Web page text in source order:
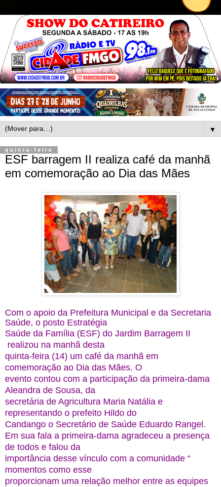
▼
quinta-feira
ESF barragem II realiza café da manhã
em comemoração ao Dia das Mães
Com o apoio da Prefeitura Municipal e da Secretaria
Saúde, o posto Estratégia
Saúde da Família (ESF) do Jardim Barragem II
realizou na manhã desta
quinta-feira (14) um café da manhã em
comemoração ao Dia das Mães. O
evento contou com a participação da primeira-dama
Aleandra de Sousa, da
secretária de Agricultura Maria Natália e
representando o prefeito Hildo do
Candango o Secretário de Saúde Eduardo Rangel.
Em sua fala a primeira-dama agradeceu a presença
de todos e falou da
importância desse vínculo com a comunidade “
momentos como esse
proporcionam uma relação melhor entre as equipes